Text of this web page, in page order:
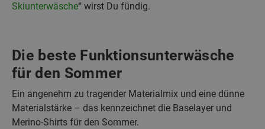
Skiunterwäsche“ wirst Du fündig.
Die beste Funktionsunterwäsche
für den Sommer
Ein angenehm zu tragender Materialmix und eine dünne
Materialstärke – das kennzeichnet die Baselayer und
Merino-Shirts für den Sommer.